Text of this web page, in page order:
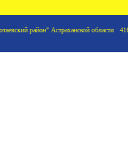
район" Астраханской области